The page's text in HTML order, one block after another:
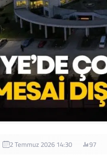
2 Temmuz 2026 14:30 97